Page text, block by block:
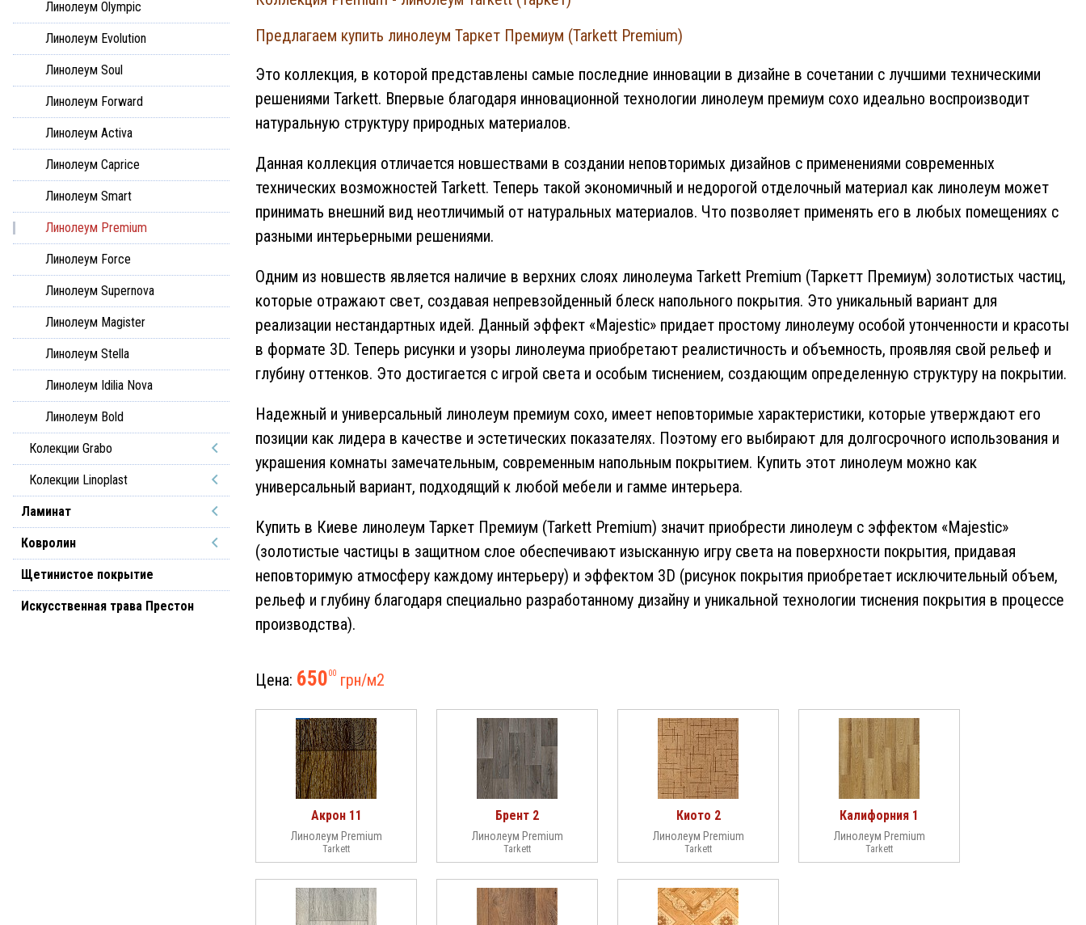
Линолеум Olympic
Линолеум Evolution
Линолеум Soul
Линолеум Forward
Линолеум Activa
Линолеум Caprice
Линолеум Smart
Линолеум Premium
Линолеум Force
Линолеум Supernova
Линолеум Magister
Линолеум Stella
Линолеум Idilia Nova
Линолеум Bold
Колекции Grabo
Колекции Linoplast
Ламинат
Ковролин
Щетинистое покрытие
Искусственная трава Престон
Предлагаем купить линолеум Таркет Премиум (Tarkett Premium)
Это коллекция, в которой представлены самые последние инновации в дизайне в сочетании с лучшими техническими
решениями Tarkett. Впервые благодаря инновационной технологии линолеум премиум сохо идеально воспроизводит
натуральную структуру природных материалов.
Данная коллекция отличается новшествами в создании неповторимых дизайнов с применениями современных
технических возможностей Tarkett. Теперь такой экономичный и недорогой отделочный материал как линолеум может
принимать внешний вид неотличимый от натуральных материалов. Что позволяет применять его в любых помещениях с
разными интерьерными решениями.
Одним из новшеств является наличие в верхних слоях линолеума Tarkett Premium (Таркетт Премиум) золотистых частиц,
которые отражают свет, создавая непревзойденный блеск напольного покрытия. Это уникальный вариант для
реализации нестандартных идей. Данный эффект «Majestic» придает простому линолеуму особой утонченности и красоты
в формате 3D. Теперь рисунки и узоры линолеума приобретают реалистичность и объемность, проявляя свой рельеф и
глубину оттенков. Это достигается с игрой света и особым тиснением, создающим определенную структуру на покрытии.
Надежный и универсальный линолеум премиум сохо, имеет неповторимые характеристики, которые утверждают его
позиции как лидера в качестве и эстетических показателях. Поэтому его выбирают для долгосрочного использования и
украшения комнаты замечательным, современным напольным покрытием. Купить этот линолеум можно как
универсальный вариант, подходящий к любой мебели и гамме интерьера.
Купить в Киеве линолеум Таркет Премиум (Tarkett Premium) значит приобрести линолеум с эффектом «Majestic»
(золотистые частицы в защитном слое обеспечивают изысканную игру света на поверхности покрытия, придавая
неповторимую атмосферу каждому интерьеру) и эффектом 3D (рисунок покрытия приобретает исключительный объем,
рельеф и глубину благодаря специально разработанному дизайну и уникальной технологии тиснения покрытия в процессе
производства).
Цена: 65000 грн/м2
Акрон 11
Линолеум Premium
Tarkett
Брент 2
Линолеум Premium
Tarkett
Киото 2
Линолеум Premium
Tarkett
Калифорния 1
Линолеум Premium
Tarkett